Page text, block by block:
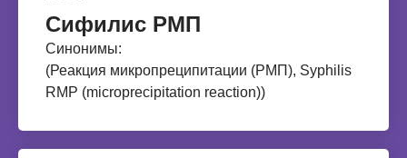
Сифилис РМП
Синонимы:
(Реакция микропреципитации (РМП), Syphilis
RMP (microprecipitation reaction))